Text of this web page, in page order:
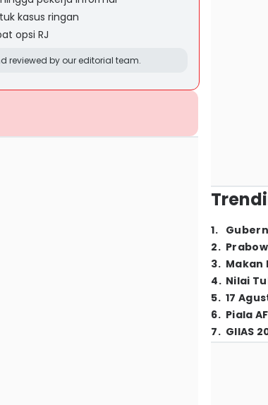
kasus ringan
opsi RJ
reviewed by our editorial team.
1.
2.
3. Makan
4. Nilai
5. 17
6. Piala
7. GIIAS